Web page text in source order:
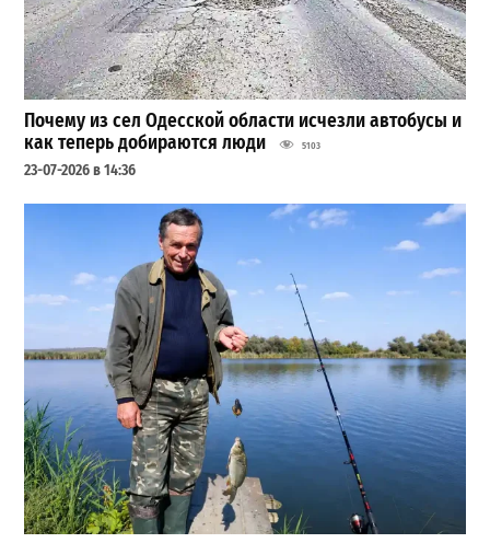
Почему из сел Одесской области исчезли автобусы и
как теперь добираются люди
5103
23-07-2026 в 14:36